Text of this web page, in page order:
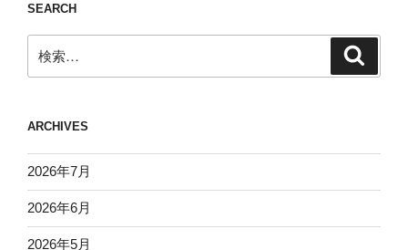
SEARCH
索:
ARCHIVES
2026年7月
2026年6月
2026年5月